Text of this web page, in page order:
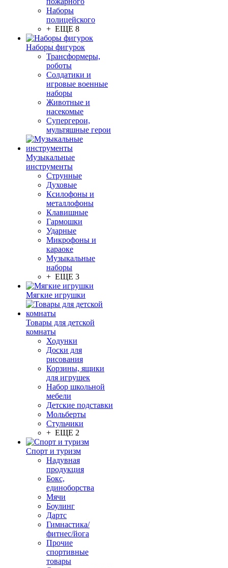
Наборы
полицейского
+ ЕЩЕ 8
Наборы фигурок
Трансформеры,
роботы
Солдатики и
игровые военные
наборы
Животные и
насекомые
Супергерои,
мультяшные герои
Музыкальные
инструменты
Струнные
Духовые
Ксилофоны и
металлофоны
Клавишные
Гармошки
Ударные
Микрофоны и
караоке
Музыкальные
наборы
+ ЕЩЕ 3
Мягкие игрушки
Товары для детской
комнаты
Ходунки
Доски для
рисования
Корзины, ящики
для игрушек
Набор школьной
мебели
Детские подставки
Мольберты
Стульчики
+ ЕЩЕ 2
Спорт и туризм
Надувная
продукция
Бокс,
единоборства
Мячи
Боулинг
Дартс
Гимнастика/
фитнес/йога
Прочие
спортивные
товары